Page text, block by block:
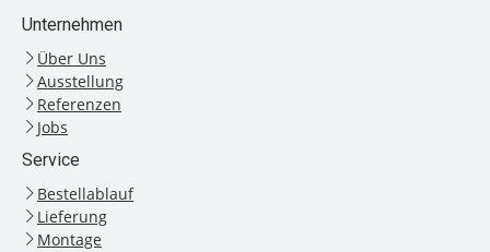
Unternehmen
Über Uns
Ausstellung
Referenzen
Jobs
Service
Bestellablauf
Lieferung
Montage